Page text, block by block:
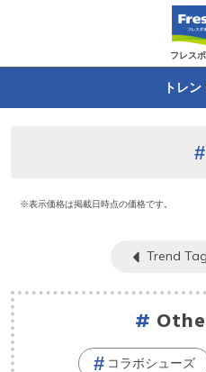
フレス
トレ
※表示価格は掲載日時点の価格です。
Trend
コラボシューズ